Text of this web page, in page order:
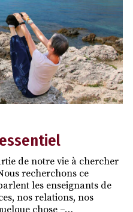
de notre vie à chercher
recherchons ce
les enseignants de
nos relations, nos
chose –…